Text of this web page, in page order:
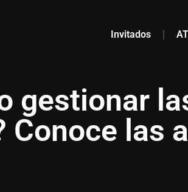
Invitados
gestionar
Conoce las